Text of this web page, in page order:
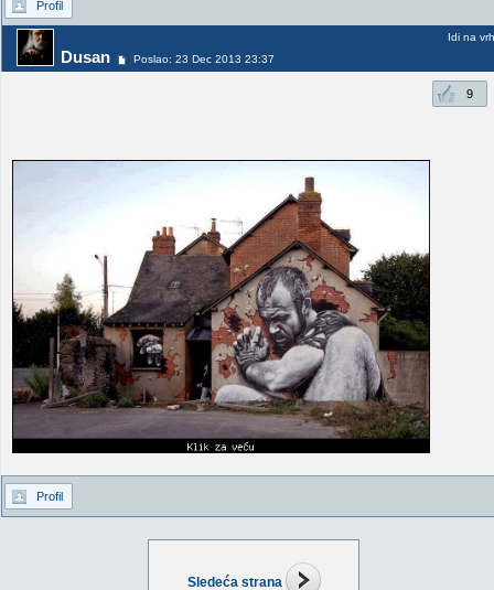
Sledeća strana
Profil
Dusan Poslao: 23 Dec 2013 23:37
Idi na vrh
9
Profil